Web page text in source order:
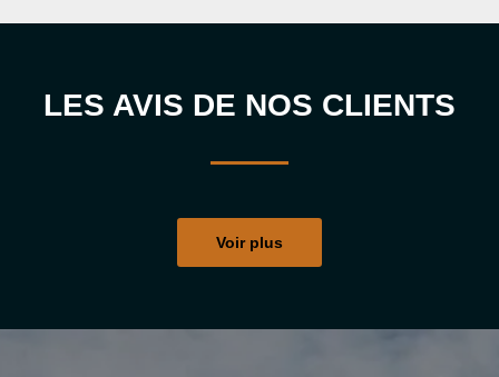
LES AVIS DE NOS CLIENTS
Voir plus